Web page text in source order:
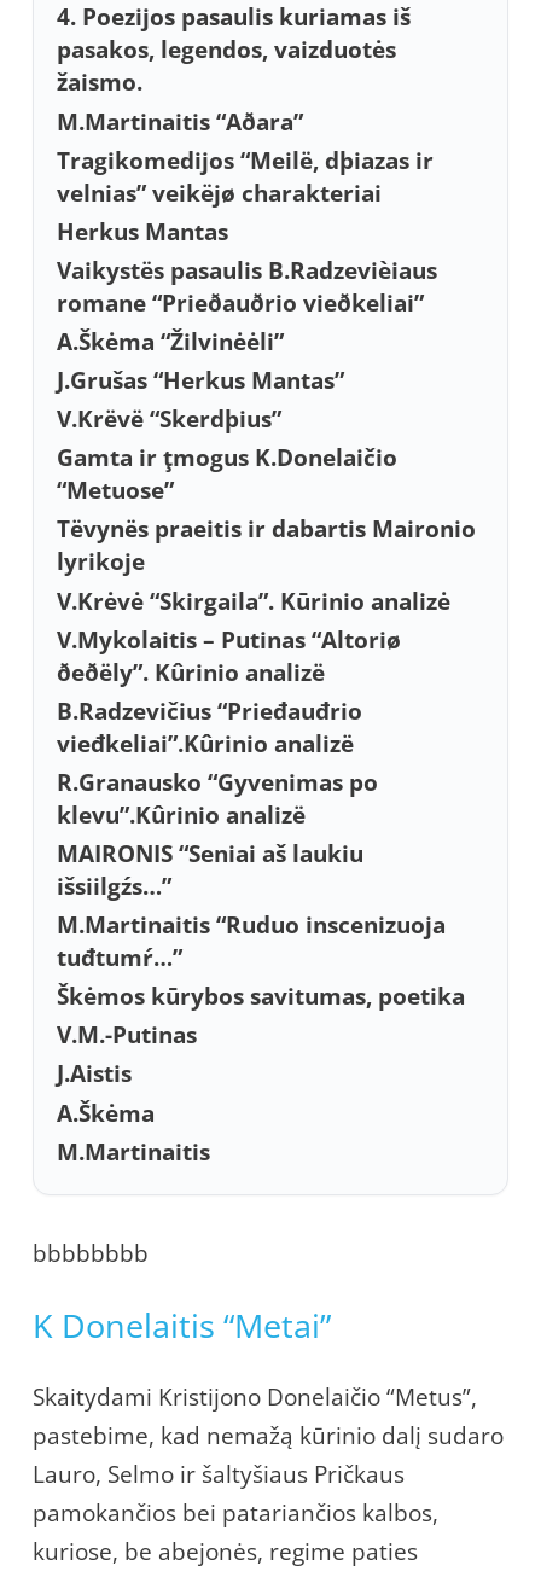
4. Poezijos pasaulis kuriamas iš
pasakos, legendos, vaizduotės
žaismo.
M.Martinaitis “Aðara”
Tragikomedijos “Meilë, dþiazas ir
velnias” veikëjø charakteriai
Herkus Mantas
Vaikystës pasaulis B.Radzevièiaus
romane “Prieðauðrio vieðkeliai”
A.Škėma “Žilvinėėli”
J.Grušas “Herkus Mantas”
V.Krëvë “Skerdþius”
Gamta ir ţmogus K.Donelaičio
“Metuose”
Tëvynës praeitis ir dabartis Maironio
lyrikoje
V.Krėvė “Skirgaila”. Kūrinio analizė
V.Mykolaitis – Putinas “Altoriø
ðeðëly”. Kûrinio analizë
B.Radzevičius “Prieđauđrio
vieđkeliai”.Kûrinio analizë
R.Granausko “Gyvenimas po
klevu”.Kûrinio analizë
MAIRONIS “Seniai aš laukiu
išsiilgźs…”
M.Martinaitis “Ruduo inscenizuoja
tuđtumŕ…”
Škėmos kūrybos savitumas, poetika
V.M.-Putinas
J.Aistis
A.Škėma
M.Martinaitis
bbbbbbbb
K Donelaitis “Metai”
Skaitydami Kristijono Donelaičio “Metus”,
pastebime, kad nemažą kūrinio dalį sudaro
Lauro, Selmo ir šaltyšiaus Pričkaus
pamokančios bei patariančios kalbos,
kuriose, be abejonės, regime paties